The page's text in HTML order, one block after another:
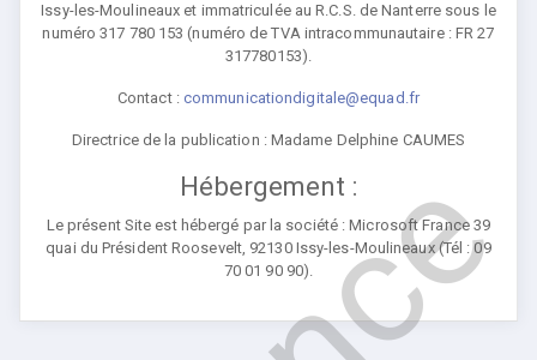
Issy-les-Moulineaux et immatriculée au R.C.S. de Nanterre sous le
numéro 317 780 153 (numéro de TVA intracommunautaire : FR 27
317780153).
Contact : communicationdigitale@equad.fr
Directrice de la publication : Madame Delphine CAUMES
Hébergement :
Le présent Site est hébergé par la société : Microsoft France 39
quai du Président Roosevelt, 92130 Issy-les-Moulineaux (Tél : 09
70 01 90 90).